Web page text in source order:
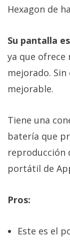
Hexagon de
Su pantalla
ya que
mejorado.
mejorable.
Tiene una
batería que
reproducción
portátil de
Pros:
Este es el